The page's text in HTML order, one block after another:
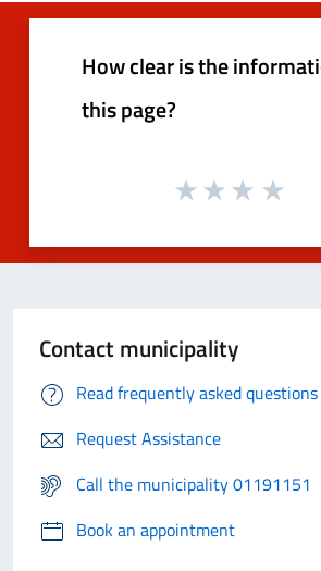
How clear is the
this page?
Contact municipality
Read frequently asked questions
Request Assistance
Call the municipality 01191151
Book an appointment